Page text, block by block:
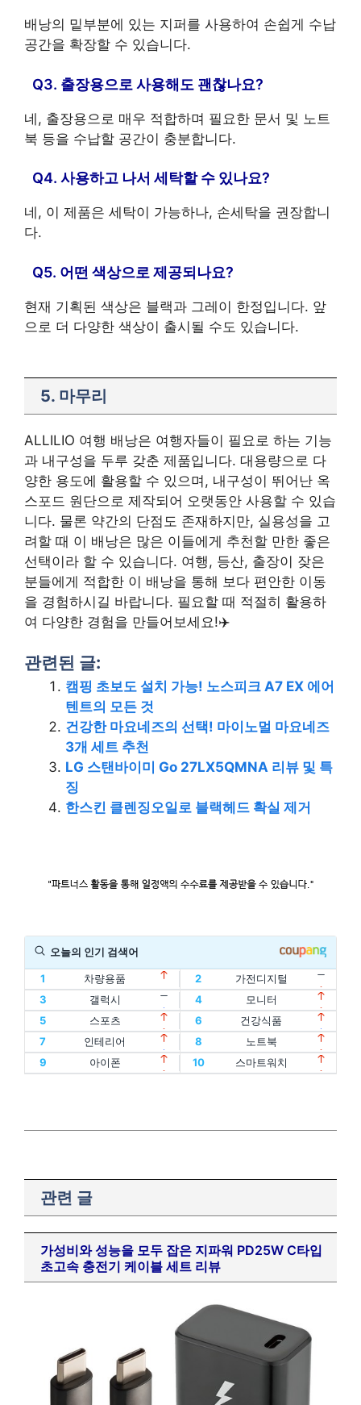
배낭의 밑부분에 있는 지퍼를 사용하여 손쉽게 수납
공간을 확장할 수 있습니다.
Q3. 출장용으로 사용해도 괜찮나요?
네, 출장용으로 매우 적합하며 필요한 문서 및 노트
북 등을 수납할 공간이 충분합니다.
Q4. 사용하고 나서 세탁할 수 있나요?
네, 이 제품은 세탁이 가능하나, 손세탁을 권장합니
다.
Q5. 어떤 색상으로 제공되나요?
현재 기획된 색상은 블랙과 그레이 한정입니다. 앞
으로 더 다양한 색상이 출시될 수도 있습니다.
5. 마무리
ALLILIO 여행 배낭은 여행자들이 필요로 하는 기능
과 내구성을 두루 갖춘 제품입니다. 대용량으로 다
양한 용도에 활용할 수 있으며, 내구성이 뛰어난 옥
스포드 원단으로 제작되어 오랫동안 사용할 수 있습
니다. 물론 약간의 단점도 존재하지만, 실용성을 고
려할 때 이 배낭은 많은 이들에게 추천할 만한 좋은
선택이라 할 수 있습니다. 여행, 등산, 출장이 잦은
분들에게 적합한 이 배낭을 통해 보다 편안한 이동
을 경험하시길 바랍니다. 필요할 때 적절히 활용하
여 다양한 경험을 만들어보세요!✈️
관련된 글:
캠핑 초보도 설치 가능! 노스피크 A7 EX 에어
텐트의 모든 것
건강한 마요네즈의 선택! 마이노멀 마요네즈
3개 세트 추천
LG 스탠바이미 Go 27LX5QMNA 리뷰 및 특
징
한스킨 클렌징오일로 블랙헤드 확실 제거
오늘의 인기 검색어
1
차량용품
11
할인
1
차량용품
11
할인
2
가전디지털
12
디지털기기
2
가전디지털
12
디지털기기
3
갤럭시
13
인텔
3
갤럭시
13
인텔
4
모니터
14
oled
4
모니터
14
oled
5
스포츠
15
홈트
5
스포츠
15
홈트
6
건강식품
16
아이패드
6
건강식품
16
아이패드
7
인테리어
17
에어팟
7
인테리어
8
노트북
18
맥북
8
노트북
9
아이폰
19
폴드
10
스마트워치
20
플립
관련 글
가성비와 성능을 모두 잡은 지파워 PD25W C타입
초고속 충전기 케이블 세트 리뷰